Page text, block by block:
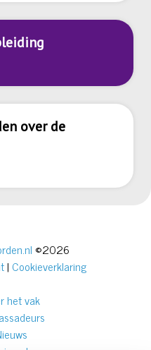
over de
©2026
| Cookieverklaring
het vak